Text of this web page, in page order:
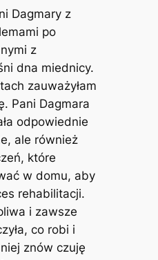
Dagmary z
po
z
dna miednicy.
zauważyłam
Pani Dagmara
odpowiednie
ale również
które
w domu, aby
rehabilitacji.
i zawsze
co robi i
znów czuję